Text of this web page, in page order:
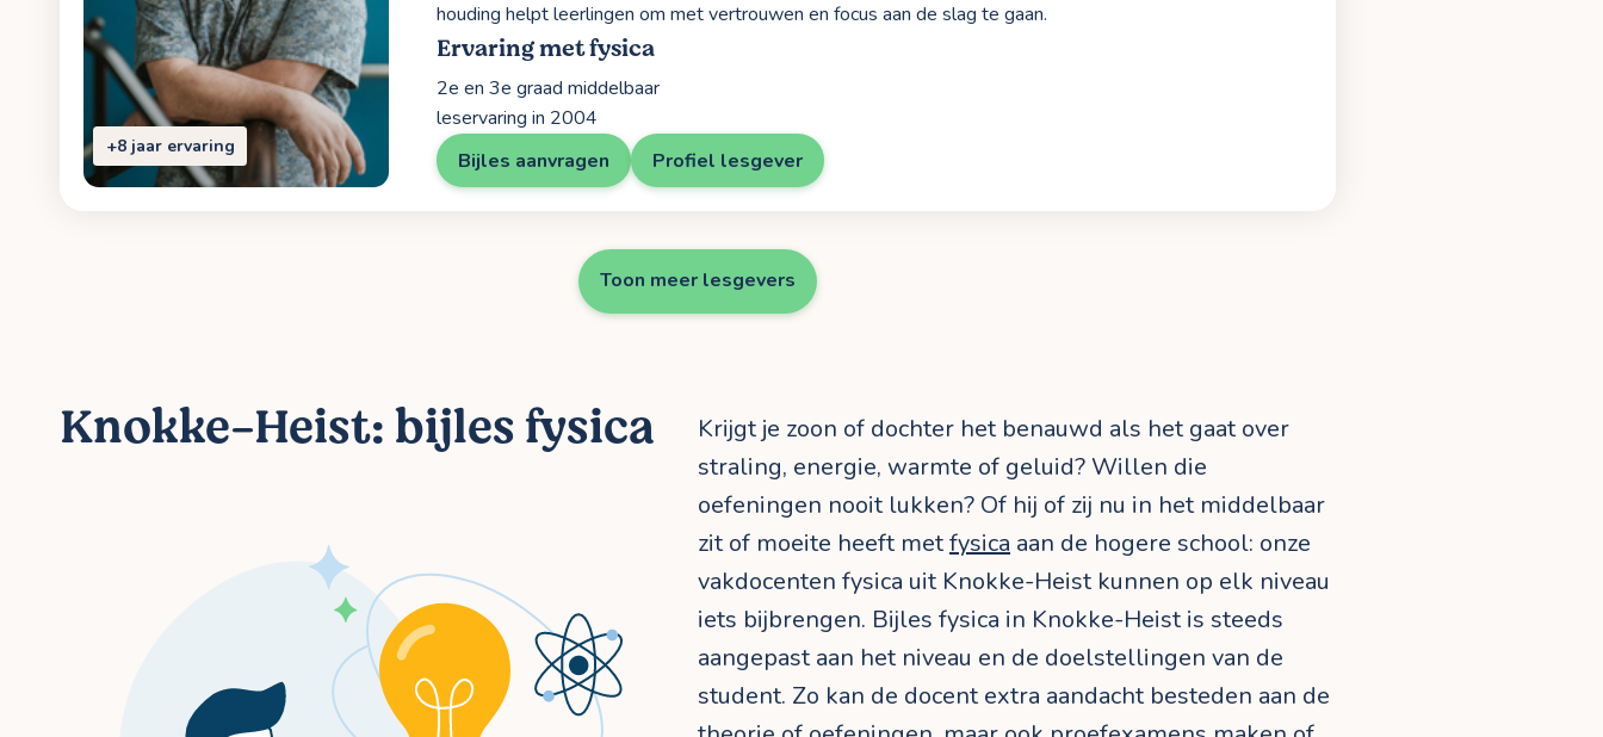
+8 jaar ervaring
houding helpt leerlingen om met vertrouwen en focus aan de slag te gaan.
Ervaring met fysica
2e en 3e graad middelbaar
leservaring in 2004
Bijles aanvragen
Profiel lesgever
Toon meer lesgevers
Knokke-Heist: bijles fysica
Krijgt je zoon of dochter het benauwd als het gaat over
straling, energie, warmte of geluid? Willen die
oefeningen nooit lukken? Of hij of zij nu in het middelbaar
zit of moeite heeft metfysica aan de hogere school: onze
vakdocenten fysica uit Knokke-Heist kunnen op elk niveau
iets bijbrengen. Bijles fysica in Knokke-Heist is steeds
aangepast aan het niveau en de doelstellingen van de
student. Zo kan de docent extra aandacht besteden aan de